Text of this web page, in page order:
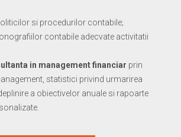
si procedurilor contabile;
contabile adecvate activitatii
in management financiar prin
statistici privind urmarirea
a obiectivelor anuale si rapoarte